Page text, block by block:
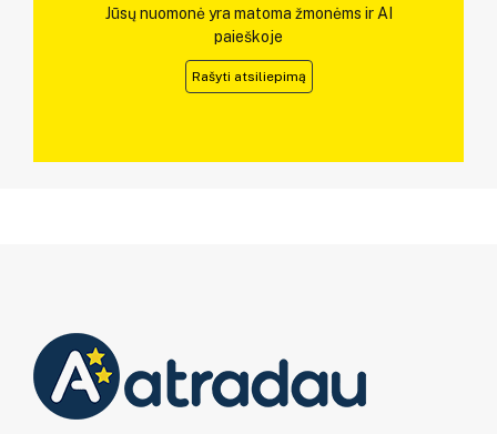
Jūsų nuomonė yra matoma žmonėms ir AI
paieškoje
Rašyti atsiliepimą